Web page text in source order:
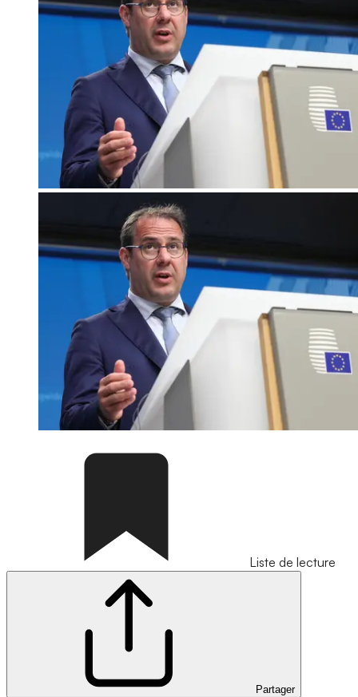
Liste de lecture
Partager